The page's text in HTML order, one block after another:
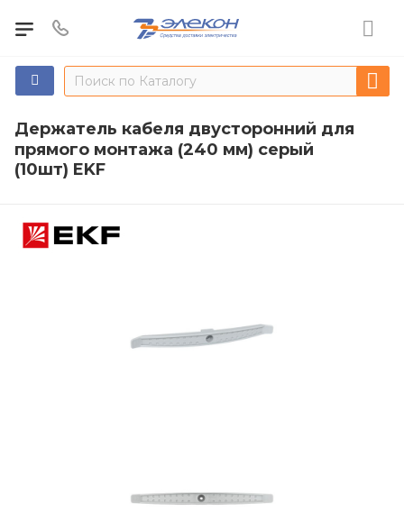
Держатель кабеля двусторонний для
прямого монтажа (240 мм) серый
(10шт) EKF